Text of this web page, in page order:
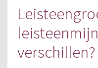
verschillen?